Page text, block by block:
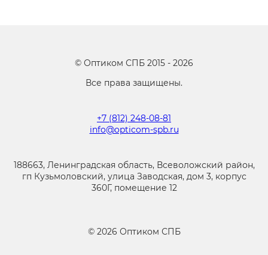
© Оптиком СПБ 2015 - 2026
Все права защищены.
+7 (812) 248-08-81
info@opticom-spb.ru
188663, Ленинградская область, Всеволожский район,
гп Кузьмоловский, улица Заводская, дом 3, корпус
360Г, помещение 12
© 2026 Оптиком СПБ